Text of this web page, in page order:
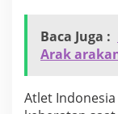
Baca Juga :
Arak
Atlet